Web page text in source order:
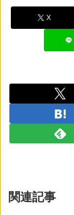
X
関連記事